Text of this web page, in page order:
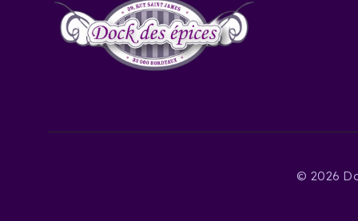
© 2026